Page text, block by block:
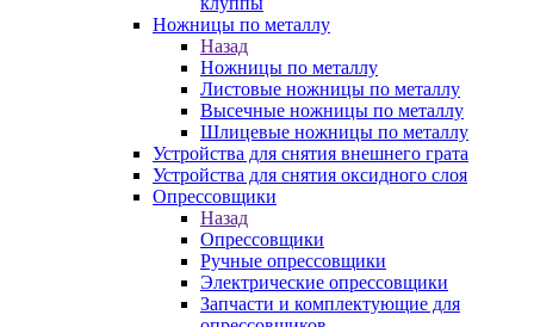
Ножницы по металлу
Назад
Ножницы по металлу
Листовые ножницы по металлу
Высечные ножницы по металлу
Шлицевые ножницы по металлу
Устройства для снятия внешнего грата
Устройства для снятия оксидного слоя
Опрессовщики
Назад
Опрессовщики
Ручные опрессовщики
Электрические опрессовщики
Запчасти и комплектующие для